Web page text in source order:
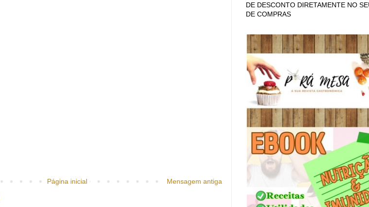
Mensagem antiga
Página inicial
DE DESCONTO DIRETAMENTE NO
DE COMPRAS